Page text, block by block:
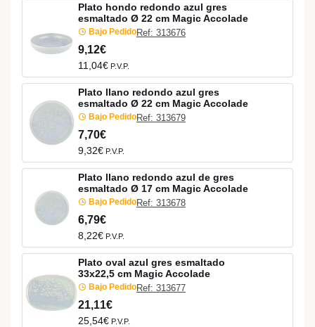
Plato hondo redondo azul gres
esmaltado Ø 22 cm Magic Accolade
Bajo PedidoRef: 313676
9,12€
11,04€ P.V.P.
Plato llano redondo azul gres
esmaltado Ø 22 cm Magic Accolade
Bajo PedidoRef: 313679
7,70€
9,32€ P.V.P.
Plato llano redondo azul de gres
esmaltado Ø 17 cm Magic Accolade
Bajo PedidoRef: 313678
6,79€
8,22€ P.V.P.
Plato oval azul gres esmaltado
33x22,5 cm Magic Accolade
Bajo PedidoRef: 313677
21,11€
25,54€ P.V.P.